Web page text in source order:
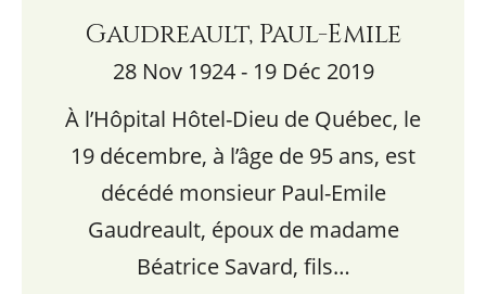
Gaudreault, Paul-Emile
28 Nov 1924 - 19 Déc 2019
À l’Hôpital Hôtel-Dieu de Québec, le
19 décembre, à l’âge de 95 ans, est
décédé monsieur Paul-Emile
Gaudreault, époux de madame
Béatrice Savard, fils…